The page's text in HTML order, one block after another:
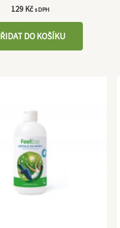
129 Kč s DPH
DO KOŠÍKU